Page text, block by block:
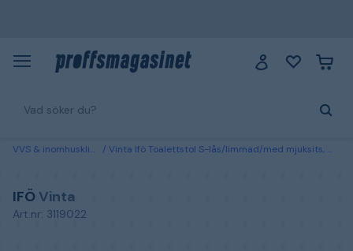
VVS & inomhusklimat Vinta Ifö Toalettstol S-lås/limmad/med mjuksits, med mjuk sits
IFÖVinta
Art.nr: 3119022